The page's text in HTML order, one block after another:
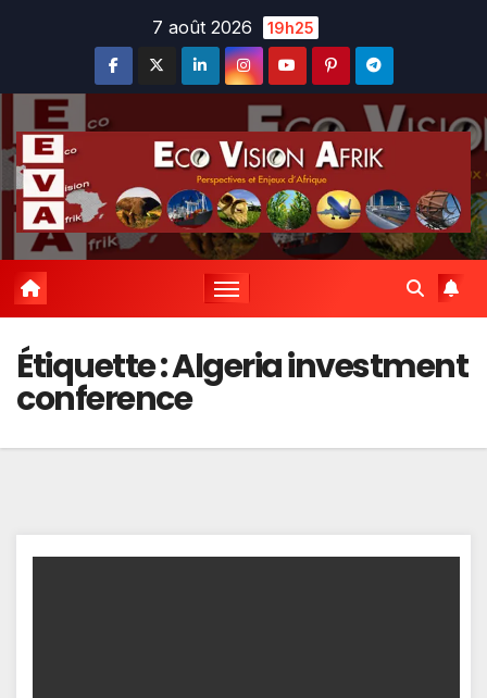
7 août 2026 19h25
Étiquette :Algeria investment
conference